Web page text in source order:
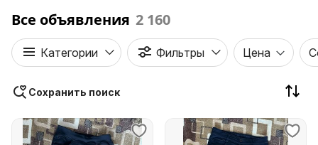
Все объявления 2 160
Категории Фильтры Цена
Сохранить поиск